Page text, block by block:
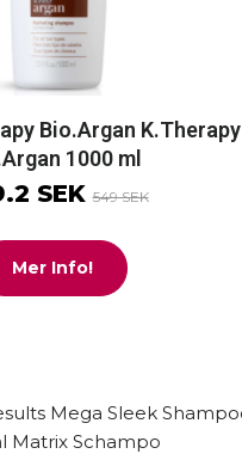
Bio.Argan K.Therapy
1000 ml
SEK549 SEK
Mer Info!